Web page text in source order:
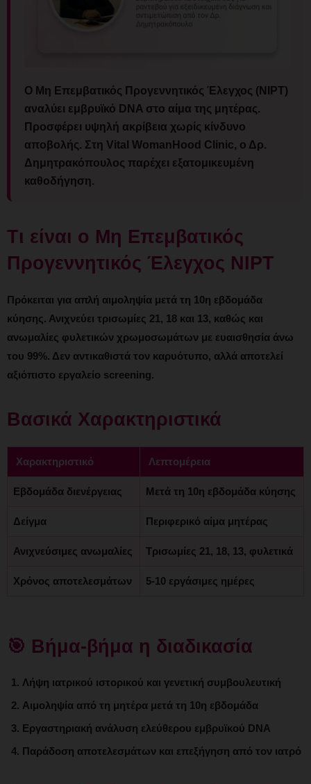
Ο Μη Επεμβατικός Προγεννητικός Έλεγχος (NIPT)
αναλύει εμβρυϊκό DNA στο αίμα της μητέρας.
Προσφέρει υψηλή ακρίβεια χωρίς κίνδυνο
αποβολής. Στη Vital WomanHood Clinic, ο Δρ.
Δημητρακόπουλος παρέχει εξατομικευμένη
καθοδήγηση.
Τι είναι ο Μη Επεμβατικός
Προγεννητικός Έλεγχος NIPT
Πρόκειται για απλή αιμοληψία μετά τη 10η εβδομάδα
κύησης. Ανιχνεύει τρισωμίες 21, 18 και 13, καθώς και
ανωμαλίες φυλετικών χρωμοσωμάτων με ευαισθησία άνω
του 99%. Δεν αντικαθιστά τον καρυότυπο, αλλά αποτελεί
αξιόπιστο εργαλείο screening.
Βασικά Χαρακτηριστικά
Χαρακτηριστικό Λεπτομέρεια
Εβδομάδα διενέργειας Μετά τη 10η εβδομάδα κύησης
Δείγμα Περιφερικό αίμα μητέρας
Ανιχνεύσιμες ανωμαλίες Τρισωμίες 21, 18, 13, φυλετικά
Χρόνος αποτελεσμάτων 5-10 εργάσιμες ημέρες
🎯 Βήμα-βήμα η διαδικασία
Λήψη ιατρικού ιστορικού και γενετική συμβουλευτική
Αιμοληψία από τη μητέρα μετά τη 10η εβδομάδα
Εργαστηριακή ανάλυση ελεύθερου εμβρυϊκού DNA
Παράδοση αποτελεσμάτων και επεξήγηση από τον ιατρό